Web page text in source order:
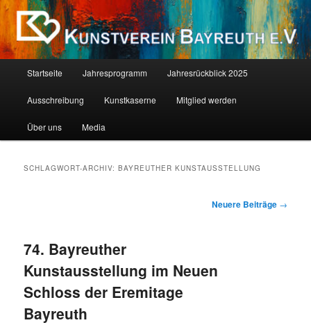
Zum
primären
Inhalt
springen
Zum
sekundären
Inhalt
springenKunstverein Bayreuth E.V.
Als Kind ist jeder ein Künstler. Die Schwierigkeit liegt darin, als Erwachsener
einer zu bleiben. (Pablo Picasso)
Startseite Jahresprogramm Jahresrückblick 2025
Ausschreibung Kunstkaserne Mitglied werden
Über uns Media
SCHLAGWORT-ARCHIV:BAYREUTHER KUNSTAUSSTELLUNG
Neuere Beiträge →
74. Bayreuther
Kunstausstellung im Neuen
Schloss der Eremitage
Bayreuth